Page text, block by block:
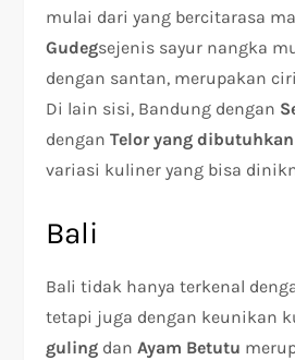
mulai dari yang bercitarasa
Gudegsejenis sayur nangka
dengan santan, merupakan
Di lain sisi, Bandung dengan
denganTelor yang dibutuhkan
variasi kuliner yang bisa
Bali
Bali tidak hanya terkenal
tetapi juga dengan keunikan
guling danAyam Betutu